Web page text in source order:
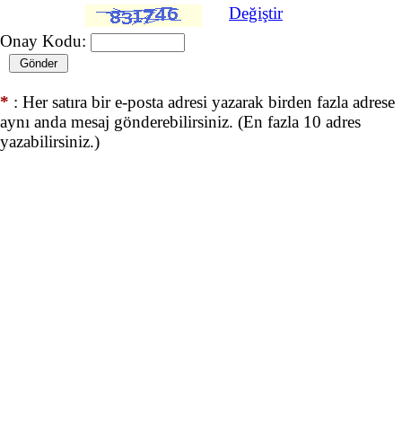
Değiştir
Onay Kodu:
* : Her satıra bir e-posta adresi yazarak birden fazla adrese
aynı anda mesaj gönderebilirsiniz. (En fazla 10 adres
yazabilirsiniz.)